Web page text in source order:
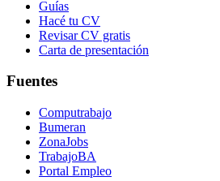
Guías
Hacé tu CV
Revisar CV gratis
Carta de presentación
Fuentes
Computrabajo
Bumeran
ZonaJobs
TrabajoBA
Portal Empleo